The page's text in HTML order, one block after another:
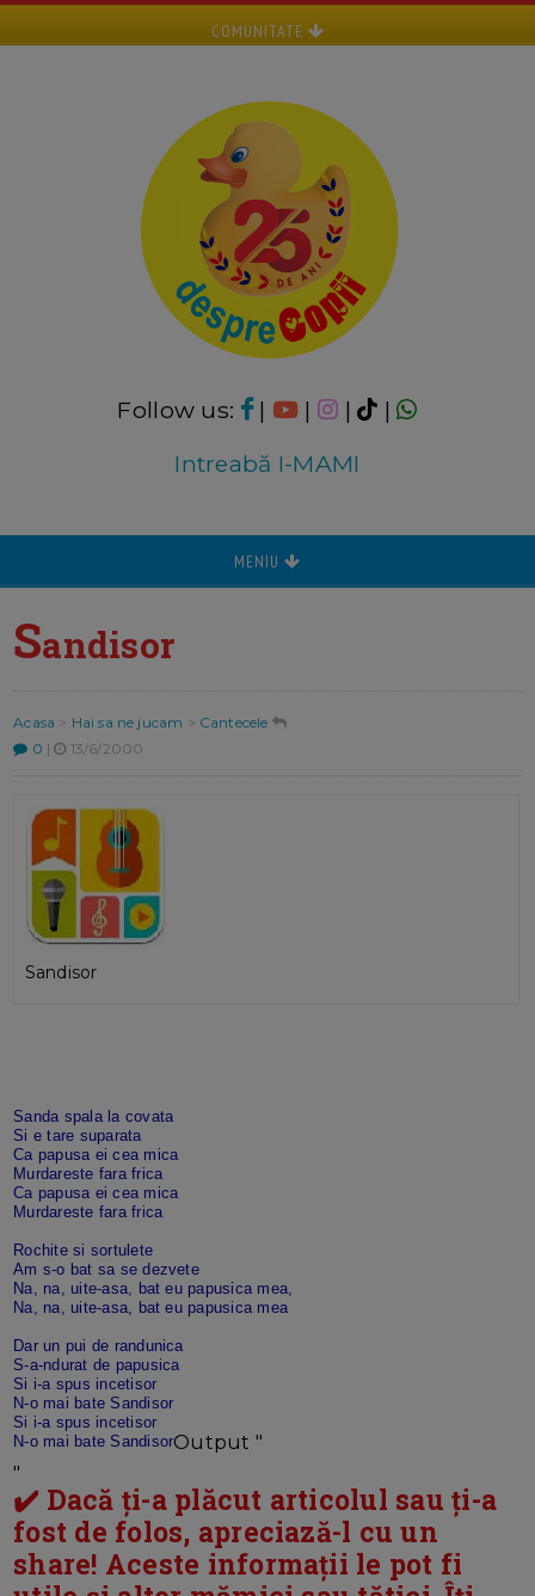
COMUNITATE
Follow us: | | |
|
Intreabă I-MAMI
MENIU
Sandisor
Acasa > Hai sa ne jucam > Cantecele
0 | 13/6/2000
Sandisor
Sanda spala la covata
Si e tare suparata
Ca papusa ei cea mica
Murdareste fara frica
Ca papusa ei cea mica
Murdareste fara frica
Rochite si sortulete
Am s-o bat sa se dezvete
Na, na, uite-asa, bat eu papusica mea,
Na, na, uite-asa, bat eu papusica mea
Dar un pui de randunica
S-a-ndurat de papusica
Si i-a spus incetisor
N-o mai bate Sandisor
Si i-a spus incetisor
N-o mai bate SandisorOutput "
"
✔️ Dacă ți-a plăcut articolul sau ți-a
fost de folos, apreciază-l cu un
share! Aceste informații le pot fi